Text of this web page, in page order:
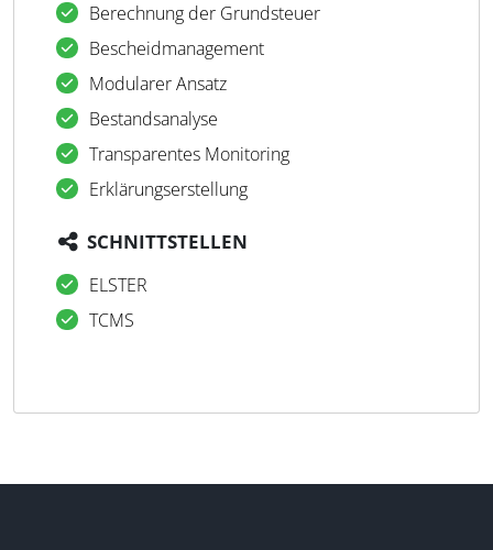
Berechnung der Grundsteuer
Bescheidmanagement
Modularer Ansatz
Bestandsanalyse
Transparentes Monitoring
Erklärungserstellung
SCHNITTSTELLEN
ELSTER
TCMS